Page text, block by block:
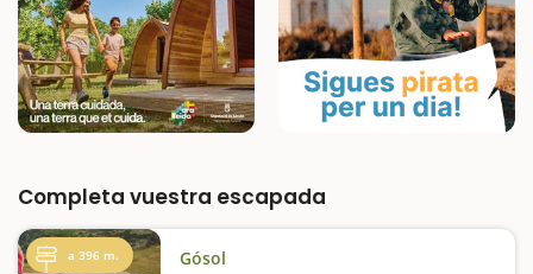
Completa vuestra escapada
a 396 m. Gósol